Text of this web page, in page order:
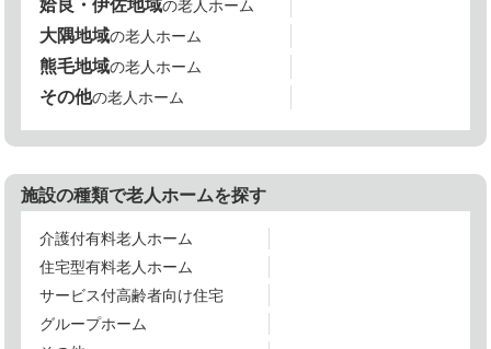
姶良・伊佐地域の老人ホーム
大隅地域の老人ホーム
熊毛地域の老人ホーム
その他の老人ホーム
施設の種類で老人ホームを探す
介護付有料老人ホーム
住宅型有料老人ホーム
サービス付高齢者向け住宅
グループホーム